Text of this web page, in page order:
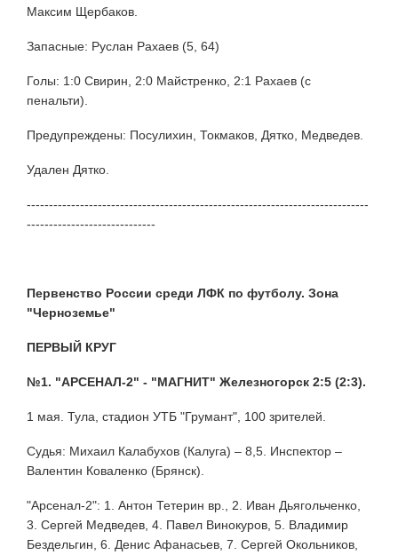
Максим Щербаков.
Запасные: Руслан Рахаев (5, 64)
Голы: 1:0 Свирин, 2:0 Майстренко, 2:1 Рахаев (с
пенальти).
Предупреждены: Посулихин, Токмаков, Дятко, Медведев.
Удален Дятко.
-----------------------------------------------------------------------------
-----------------------------
Первенство России среди ЛФК по футболу. Зона
"Черноземье"
ПЕРВЫЙ КРУГ
№1. "АРСЕНАЛ-2" - "МАГНИТ" Железногорск 2:5 (2:3).
1 мая. Тула, стадион УТБ "Грумант", 100 зрителей.
Судья: Михаил Калабухов (Калуга) – 8,5. Инспектор –
Валентин Коваленко (Брянск).
"Арсенал-2": 1. Антон Тетерин вр., 2. Иван Дьягольченко,
3. Сергей Медведев, 4. Павел Винокуров, 5. Владимир
Бездельгин, 6. Денис Афанасьев, 7. Сергей Окольников,